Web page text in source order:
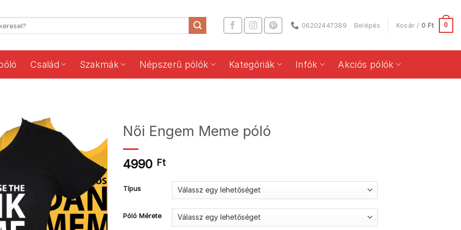
06202447389 Belépés Kosár / 0 Ft 0
Család Szakmák Népszerű pólók Kategóriák Infók Akciós pólók
Női Engem Meme póló
4990 Ft
Típus
Póló Mérete